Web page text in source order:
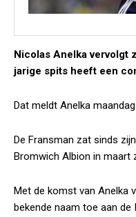
Nicolas Anelka vervolgt
jarige spits heeft een
Dat meldt Anelka
De Fransman zat sinds
Bromwich Albion in maart
Met de komst van Anelka
bekende naam toe aan de